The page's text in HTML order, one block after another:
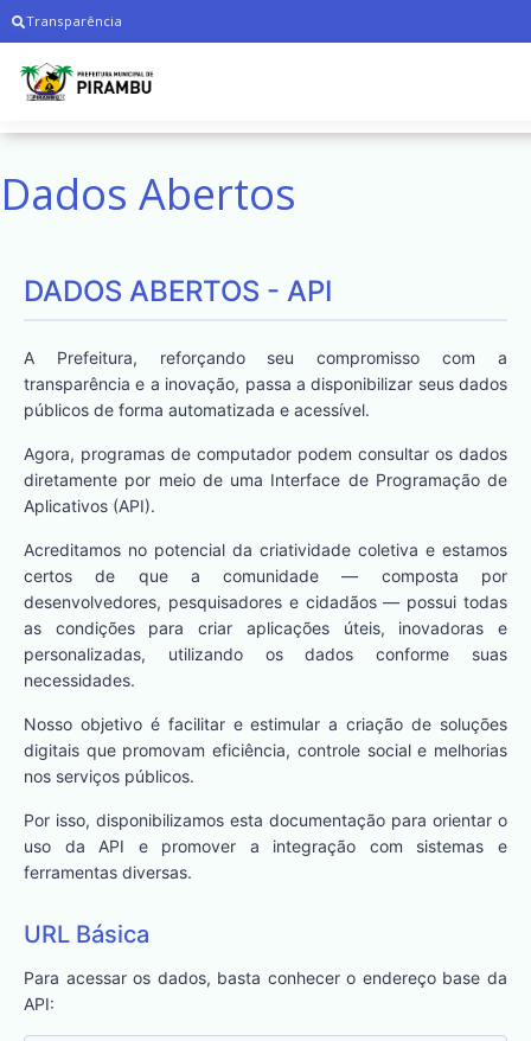
Transparência
Dados Abertos
DADOS ABERTOS - API
A Prefeitura, reforçando seu compromisso com a
transparência e a inovação, passa a disponibilizar seus dados
públicos de forma automatizada e acessível.
Agora, programas de computador podem consultar os dados
diretamente por meio de uma Interface de Programação de
Aplicativos (API).
Acreditamos no potencial da criatividade coletiva e estamos
certos de que a comunidade — composta por
desenvolvedores, pesquisadores e cidadãos — possui todas
as condições para criar aplicações úteis, inovadoras e
personalizadas, utilizando os dados conforme suas
necessidades.
Nosso objetivo é facilitar e estimular a criação de soluções
digitais que promovam eficiência, controle social e melhorias
nos serviços públicos.
Por isso, disponibilizamos esta documentação para orientar o
uso da API e promover a integração com sistemas e
ferramentas diversas.
URL Básica
Para acessar os dados, basta conhecer o endereço base da
API: